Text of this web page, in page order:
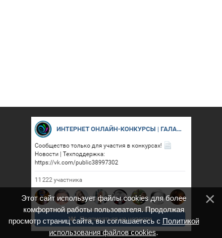
Этот сайт использует файлы cookies для более
комфортной работы пользователя. Продолжая
просмотр страниц сайта, вы соглашаетесь с Политикой
использования файлов cookies.